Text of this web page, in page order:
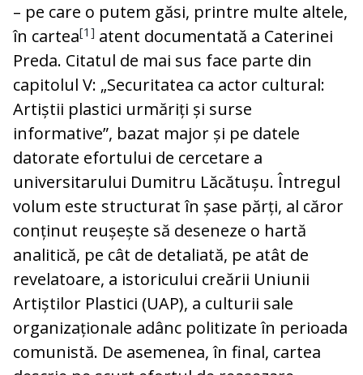
– pe care o putem găsi, printre multe altele,
în cartea[1] atent documentată a Caterinei
Preda. Citatul de mai sus face parte din
capitolul V: „Securitatea ca actor cultural:
Artiștii plastici urmăriți și surse
informative”, bazat major și pe datele
datorate efortului de cercetare a
universitarului Dumitru Lăcătușu. Întregul
volum este structurat în șase părți, al căror
conținut reușește să deseneze o hartă
analitică, pe cât de detaliată, pe atât de
revelatoare, a istoricului creării Uniunii
Artiștilor Plastici (UAP), a culturii sale
organizaționale adânc politizate în perioada
comunistă. De asemenea, în final, cartea